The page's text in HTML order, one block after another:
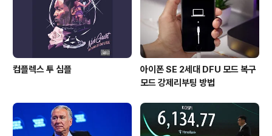
00kW(680ps)과 제동 시 발생하는 회생..
컴플렉스 투 심플
아이폰 SE 2세대 DFU 모드 복구
모드 강제리부팅 방법